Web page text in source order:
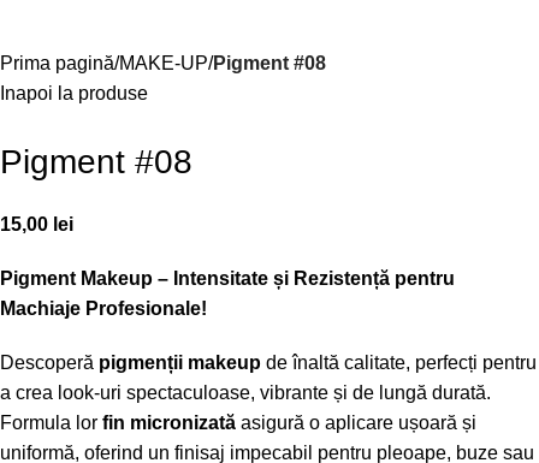
Prima pagină MAKE-UP Pigment #08
Inapoi la produse
Pigment #08
15,00 lei
Pigment Makeup – Intensitate și Rezistență pentru
Machiaje Profesionale!
Descoperă pigmenții makeup de înaltă calitate, perfecți pentru
a crea look-uri spectaculoase, vibrante și de lungă durată.
Formula lor fin micronizată asigură o aplicare ușoară și
uniformă, oferind un finisaj impecabil pentru pleoape, buze sau